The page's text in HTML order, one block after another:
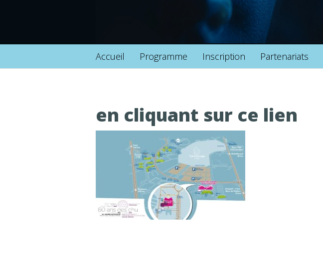
Accueil Programme Inscription Partenariats
en cliquant sur ce lien